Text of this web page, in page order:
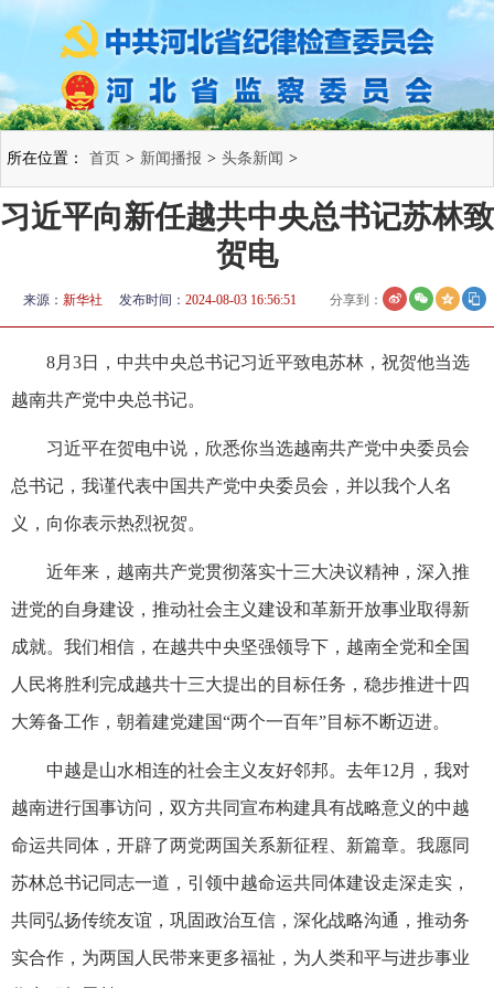
所在位置： 首页 > 新闻播报 > 头条新闻 >
习近平向新任越共中央总书记苏林致
贺电
来源： 新华社 发布时间： 2024-08-03 16:56:51 分享到：
8月3日，中共中央总书记习近平致电苏林，祝贺他当选
越南共产党中央总书记。
习近平在贺电中说，欣悉你当选越南共产党中央委员会
总书记，我谨代表中国共产党中央委员会，并以我个人名
义，向你表示热烈祝贺。
近年来，越南共产党贯彻落实十三大决议精神，深入推
进党的自身建设，推动社会主义建设和革新开放事业取得新
成就。我们相信，在越共中央坚强领导下，越南全党和全国
人民将胜利完成越共十三大提出的目标任务，稳步推进十四
大筹备工作，朝着建党建国“两个一百年”目标不断迈进。
中越是山水相连的社会主义友好邻邦。去年12月，我对
越南进行国事访问，双方共同宣布构建具有战略意义的中越
命运共同体，开辟了两党两国关系新征程、新篇章。我愿同
苏林总书记同志一道，引领中越命运共同体建设走深走实，
共同弘扬传统友谊，巩固政治互信，深化战略沟通，推动务
实合作，为两国人民带来更多福祉，为人类和平与进步事业